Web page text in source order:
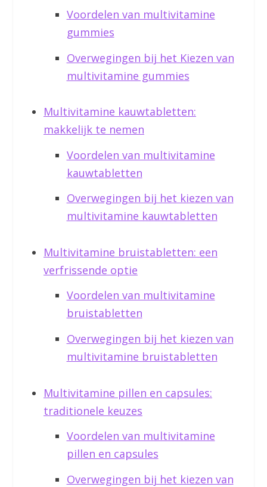
Voordelen van multivitamine
gummies
Overwegingen bij het Kiezen van
multivitamine gummies
Multivitamine kauwtabletten:
makkelijk te nemen
Voordelen van multivitamine
kauwtabletten
Overwegingen bij het kiezen van
multivitamine kauwtabletten
Multivitamine bruistabletten: een
verfrissende optie
Voordelen van multivitamine
bruistabletten
Overwegingen bij het kiezen van
multivitamine bruistabletten
Multivitamine pillen en capsules:
traditionele keuzes
Voordelen van multivitamine
pillen en capsules
Overwegingen bij het kiezen van